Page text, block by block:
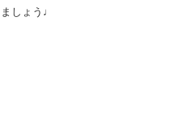
しょう♩